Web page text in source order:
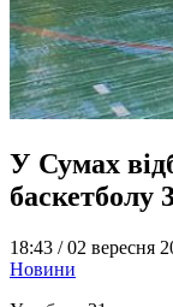
У Сумах
баскетболу
18:43 /02 вересня
Новини